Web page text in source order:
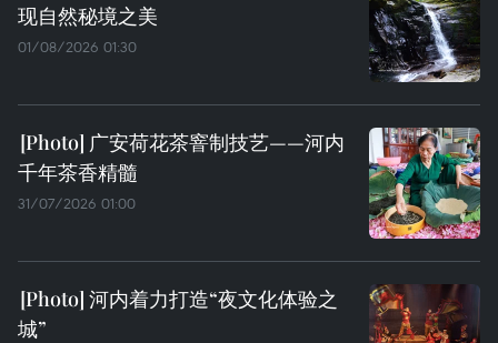
现自然秘境之美
01/08/2026 01:30
广安荷花茶窨制技艺——河内
千年茶香精髓
31/07/2026 01:00
河内着力打造“夜文化体验之
城”